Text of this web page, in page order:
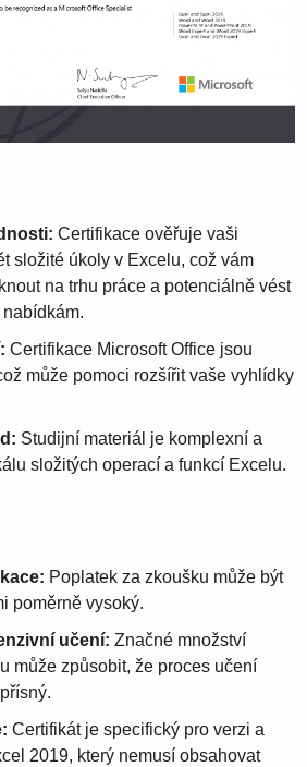
Certifikace ověřuje vaši
složité úkoly v Excelu, což vám
na trhu práce a potenciálně vést
Certifikace Microsoft Office jsou
může pomoci rozšířit vaše vyhlídky
Studijní materiál je komplexní a
složitých operací a funkcí Excelu.
Poplatek za zkoušku může být
poměrně vysoký.
učení: Značné množství
může způsobit, že proces učení
Certifikát je specifický pro verzi a
2019, který nemusí obsahovat